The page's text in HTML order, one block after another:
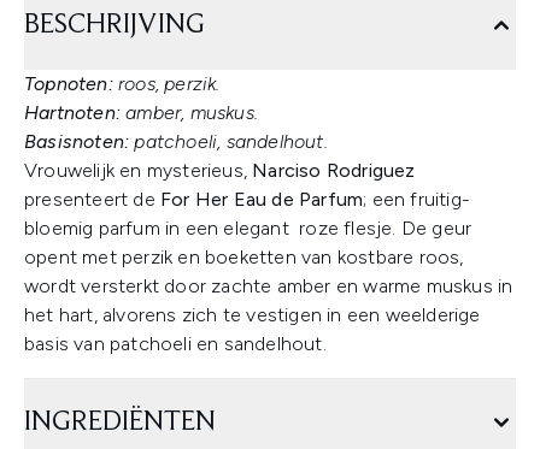
BESCHRIJVING
Topnoten:roos, perzik.
Hartnoten:amber, muskus.
Basisnoten: patchoeli, sandelhout.
Vrouwelijk en mysterieus, Narciso Rodriguez
presenteert de For Her Eau de Parfum; een fruitig-
bloemig parfum in een elegant roze flesje. De geur
opent met perzik en boeketten van kostbare roos,
wordt versterkt door zachte amber en warme muskus in
het hart, alvorens zich te vestigen in een weelderige
basis van patchoeli en sandelhout.
INGREDIËNTEN